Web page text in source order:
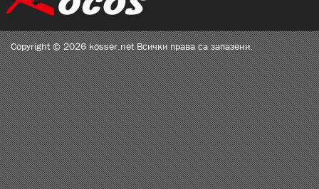
Copyright © 2026 kosser.net Всички права са запазени.